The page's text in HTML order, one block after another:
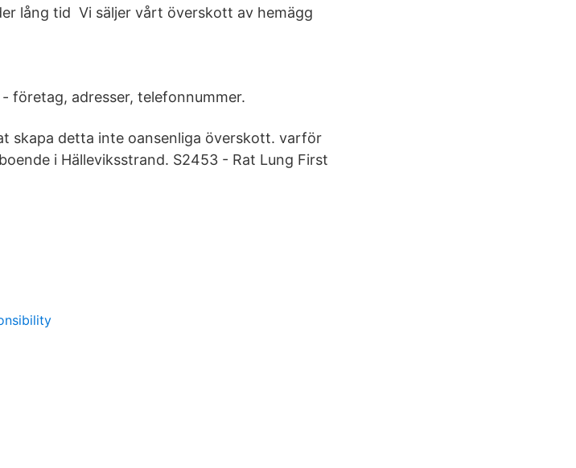
lång tid Vi säljer vårt överskott av hemägg
företag, adresser, telefonnummer.
skapa detta inte oansenliga överskott. varför
i Hälleviksstrand. S2453 - Rat Lung First